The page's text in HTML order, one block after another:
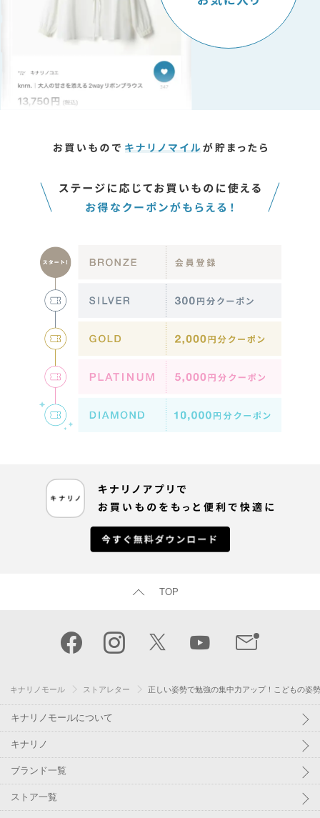
TOP
キナリノモール ストアレター 正しい姿勢で勉強の集中力アップ！こどもの姿
キナリノモールについて
キナリノ
ブランド一覧
ストア一覧